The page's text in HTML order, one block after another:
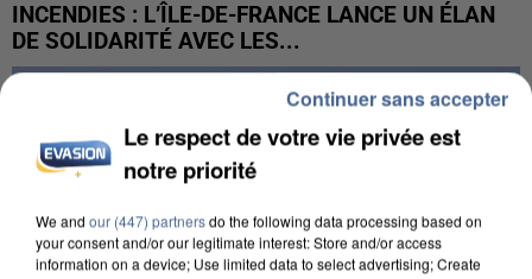
INCENDIES : L’ÎLE-DE-FRANCE LANCE UN ÉLAN
DE SOLIDARITÉ AVEC LES...
Le respect de votre vie privée est
notre priorité
We and our (447) partnersdo the following data processing based on
your consent and/or our legitimate interest: Store and/or access
information on a device; Use limited data to select advertising; Create
Continuer sans accepter